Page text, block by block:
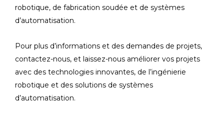
robotique, de fabrication soudée et de systèmes
d’automatisation.
Pour plus d’informations et des demandes de projets,
contactez-nous, et laissez-nous améliorer vos projets
avec des technologies innovantes, de l’ingénierie
robotique et des solutions de systèmes
d’automatisation.